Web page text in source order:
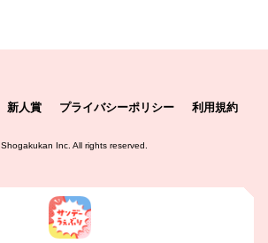
新人賞 プライバシーポリシー 利用規約
Shogakukan Inc. All rights reserved.